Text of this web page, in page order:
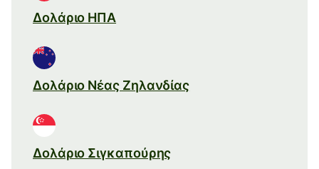
Δολάριο ΗΠΑ
Δολάριο Νέας Ζηλανδίας
Δολάριο Σιγκαπούρης